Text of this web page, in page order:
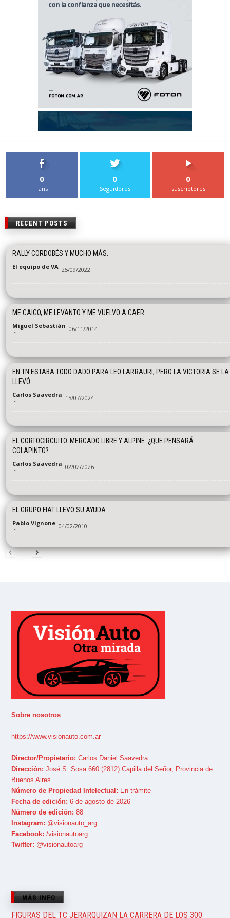
0
Fans
0
Seguidores
0
suscriptores
RECENT POSTS
RALLY CORDOBÉS Y MUCHO MÁS.
El equipo de VA
- 25/09/2022
ME CAIGO, ME LEVANTO Y ME VUELVO A CAER
Miguel Sebastián
- 06/11/2014
EN TN ESTABA TODO DADO PARA LEO LARRAURI, PERO LA VICTORIA SE LA
LLEVÓ...
Carlos Saavedra
- 15/07/2024
EL CORTOCIRCUITO. MERCADO LIBRE Y ALPINE. ¿QUE PENSARÁ
COLAPINTO?
Carlos Saavedra
- 02/02/2026
EL GRUPO FIAT LLEVO SU AYUDA
Pablo Vignone
- 04/02/2010
Sobre nosotros
https://www.visionauto.com.ar
Director/Propietario: Carlos Daniel Saavedra
Dirección: José S. Sosa 660 (2812) Capilla del Señor, Provincia de
Buenos Aires
Número de Propiedad Intelectual: En trámite
Fecha de edición: 6 de agosto de 2026
Número de edición: 88
Instagram: @visionauto_arg
Facebook: /visionautoarg
Twitter: @visionautoarg
MÁS INFO
FIGURAS DEL TC JERARQUIZAN LA CARRERA DE LOS 300